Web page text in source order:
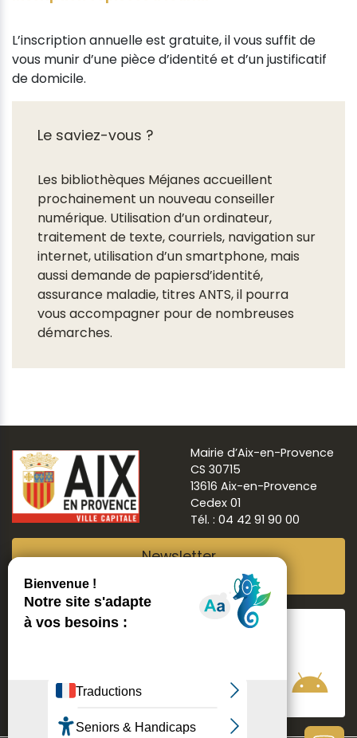
L’inscription annuelle est gratuite, il vous suffit de
vous munir d’une pièce d’identité et d’un justificatif
de domicile.
Le saviez-vous ?
Les bibliothèques Méjanes accueillent
prochainement un nouveau conseiller
numérique. Utilisation d’un ordinateur,
traitement de texte, courriels, navigation sur
internet, utilisation d’un smartphone, mais
aussi demande de papiersd’identité,
assurance maladie, titres ANTS, il pourra
vous accompagner pour de nombreuses
démarches.
Mairie d’Aix-en-Provence
CS 30715
13616 Aix-en-Provence
Cedex 01
Tél. : 04 42 91 90 00
Newsletter
Suivre Aix ma ville